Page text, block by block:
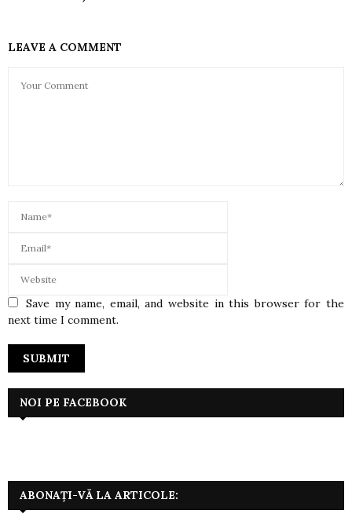
LEAVE A COMMENT
Save my name, email, and website in this browser for the
next time I comment.
NOI PE FACEBOOK
ABONAȚI-VĂ LA ARTICOLE: